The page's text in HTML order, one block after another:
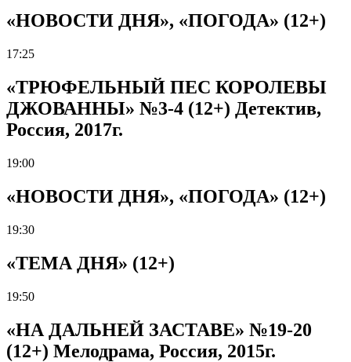
«НОВОСТИ ДНЯ», «ПОГОДА» (12+)
17:25
«ТРЮФЕЛЬНЫЙ ПЕС КОРОЛЕВЫ
ДЖОВАННЫ» №3-4 (12+) Детектив,
Россия, 2017г.
19:00
«НОВОСТИ ДНЯ», «ПОГОДА» (12+)
19:30
«ТЕМА ДНЯ» (12+)
19:50
«НА ДАЛЬНЕЙ ЗАСТАВЕ» №19-20
(12+) Мелодрама, Россия, 2015г.